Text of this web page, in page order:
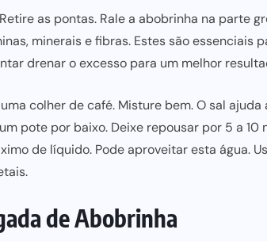
as pontas. Rale a abobrinha na parte
as, mineraise fibras. Estes são essenciais
r drenar o excesso para um melhor
colher de café. Misture bem. O sal
pote por baixo. Deixe repousar por 5 a 10
de líquido. Pode aproveitar esta água.
de Abobrinha